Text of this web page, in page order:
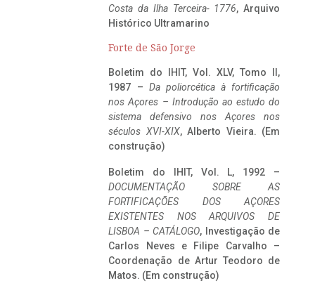
Costa da Ilha Terceira- 1776, Arquivo
Histórico Ultramarino
Forte de São Jorge
Boletim do IHIT, Vol. XLV, Tomo II,
1987 – Da poliorcética à fortificação
nos Açores – Introdução ao estudo do
sistema defensivo nos Açores nos
séculos XVI-XIX, Alberto Vieira. (Em
construção)
Boletim do IHIT, Vol. L, 1992 –
DOCUMENTAÇÃO SOBRE AS
FORTIFICAÇÕES DOS AÇORES
EXISTENTES NOS ARQUIVOS DE
LISBOA – CATÁLOGO, Investigação de
Carlos Neves e Filipe Carvalho –
Coordenação de Artur Teodoro de
Matos. (Em construção)